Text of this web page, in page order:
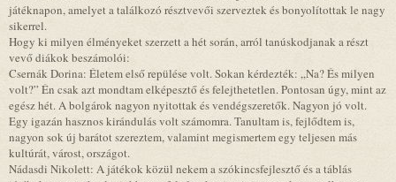
játéknapon, amelyet a találkozó résztvevői szerveztek és bonyolítottak le nagy
sikerrel.
Hogy ki milyen élményeket szerzett a hét során, arról tanúskodjanak a részt
vevő diákok beszámolói:
Csernák Dorina: Életem első repülése volt. Sokan kérdezték: „Na? És milyen
volt?” Én csak azt mondtam elképesztő és felejthetetlen. Pontosan úgy, mint az
egész hét. A bolgárok nagyon nyitottak és vendégszeretők. Nagyon jó volt.
Egy igazán hasznos kirándulás volt számomra. Tanultam is, fejlődtem is,
nagyon sok új barátot szereztem, valamint megismertem egy teljesen más
kultúrát, várost, országot.
Nádasdi Nikolett: A játékok közül nekem a szókincsfejlesztő és a táblás